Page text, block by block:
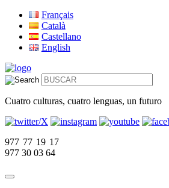
Français
Català
Castellano
English
Cuatro culturas, cuatro lenguas, un futuro
977 77 19 17
977 30 03 64